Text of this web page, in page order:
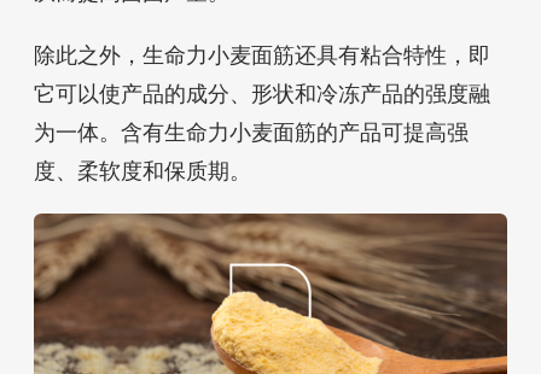
除此之外，生命力小麦面筋还具有粘合特性，即
它可以使产品的成分、形状和冷冻产品的强度融
为一体。含有生命力小麦面筋的产品可提高强
度、柔软度和保质期。